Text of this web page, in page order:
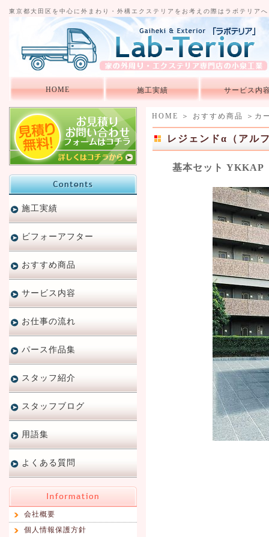
東京都大田区を中心に外まわり・外構エクステリアをお考えの際はラボテリア
HOME 施工実績 サービス内
HOME ＞ おすすめ商品 ＞ カ
レジェンドα（アル
基本セット YKKAP
施工実績
ビフォーアフター
おすすめ商品
サービス内容
お仕事の流れ
パース作品集
スタッフ紹介
スタッフブログ
用語集
よくある質問
会社概要
個人情報保護方針